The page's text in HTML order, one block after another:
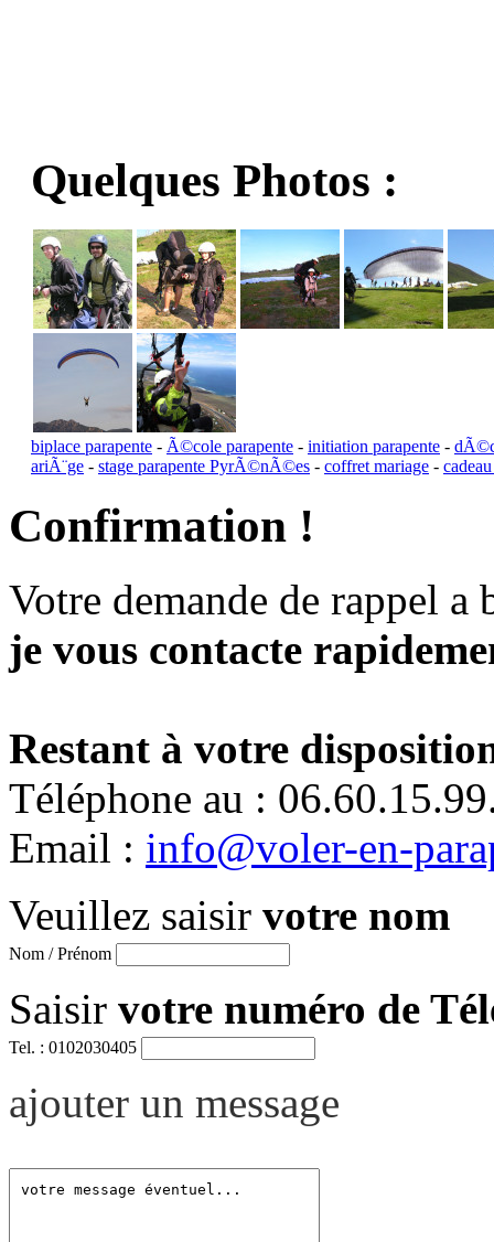
Quelques Photos :
biplace parapente - Ã©cole parapente - initiation parapente -
ariÃ¨ge - stage parapente PyrÃ©nÃ©es - coffret mariage -
Confirmation !
Votre demande de rappel a
je vous contacte
Restant à votre
Téléphone au :
Email : info@voler-en-
Veuillez saisir votre nom
Nom / Prénom
Saisir votre numéro de
Tel. : 0102030405
ajouter un message